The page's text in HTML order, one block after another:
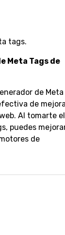
tags.
Meta Tags de
de Meta
de
Al tomarte el
puedes
de